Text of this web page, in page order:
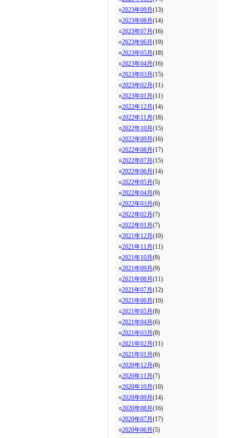
○2023年09月 (13)
○2023年08月 (14)
○2023年07月 (16)
○2023年06月 (19)
○2023年05月 (18)
○2023年04月 (16)
○2023年03月 (15)
○2023年02月 (11)
○2023年01月 (11)
○2022年12月 (14)
○2022年11月 (18)
○2022年10月 (15)
○2022年09月 (16)
○2022年08月 (17)
○2022年07月 (15)
○2022年06月 (14)
○2022年05月 (5)
○2022年04月 (9)
○2022年03月 (6)
○2022年02月 (7)
○2022年01月 (7)
○2021年12月 (10)
○2021年11月 (11)
○2021年10月 (9)
○2021年09月 (9)
○2021年08月 (11)
○2021年07月 (12)
○2021年06月 (10)
○2021年05月 (8)
○2021年04月 (6)
○2021年03月 (8)
○2021年02月 (11)
○2021年01月 (6)
○2020年12月 (8)
○2020年11月 (7)
○2020年10月 (10)
○2020年09月 (14)
○2020年08月 (16)
○2020年07月 (17)
○2020年06月 (5)